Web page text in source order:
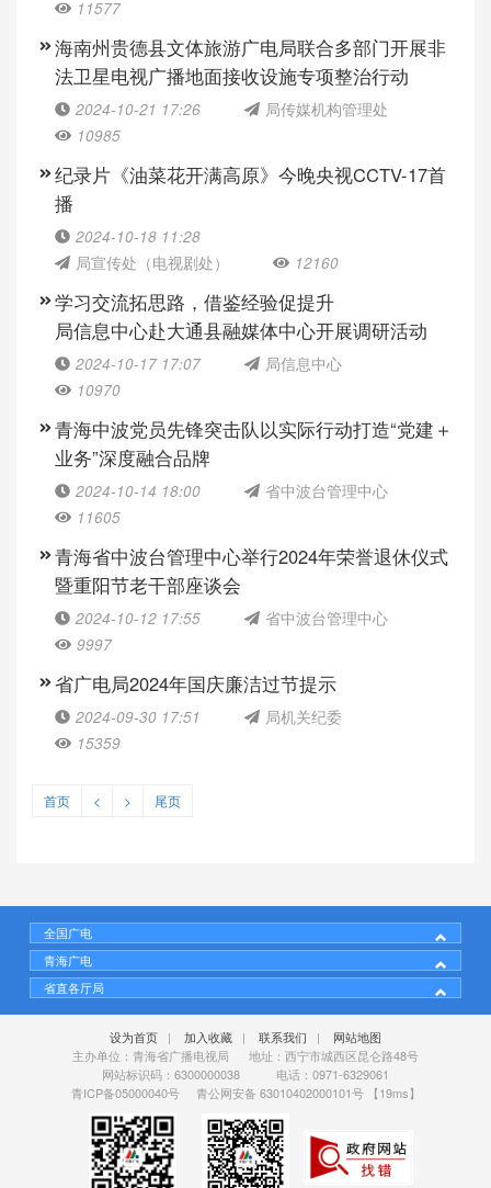
11577
海南州贵德县文体旅游广电局联合多部门开展非
法卫星电视广播地面接收设施专项整治行动
2024-10-21 17:26
局传媒机构管理处
10985
纪录片《油菜花开满高原》今晚央视CCTV-17首
播
2024-10-18 11:28
局宣传处（电视剧处）
12160
学习交流拓思路，借鉴经验促提升
局信息中心赴大通县融媒体中心开展调研活动
2024-10-17 17:07
局信息中心
10970
青海中波党员先锋突击队以实际行动打造“党建＋
业务”深度融合品牌
2024-10-14 18:00
省中波台管理中心
11605
青海省中波台管理中心举行2024年荣誉退休仪式
暨重阳节老干部座谈会
2024-10-12 17:55
省中波台管理中心
9997
省广电局2024年国庆廉洁过节提示
2024-09-30 17:51
局机关纪委
15359
首页 < > 尾页
全国广电
青海广电
省直各厅局
设为首页 | 加入收藏 | 联系我们 | 网站地图
主办单位：青海省广播电视局 地址：西宁市城西区昆仑路48号
网站标识码：6300000038 电话：0971-6329061
青ICP备05000040号
青公网安备 63010402000101号【19ms】